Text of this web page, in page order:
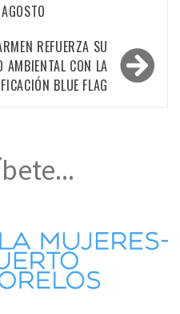
REFUERZA SU
AMBIENTAL CON LA
BLUE FLAG